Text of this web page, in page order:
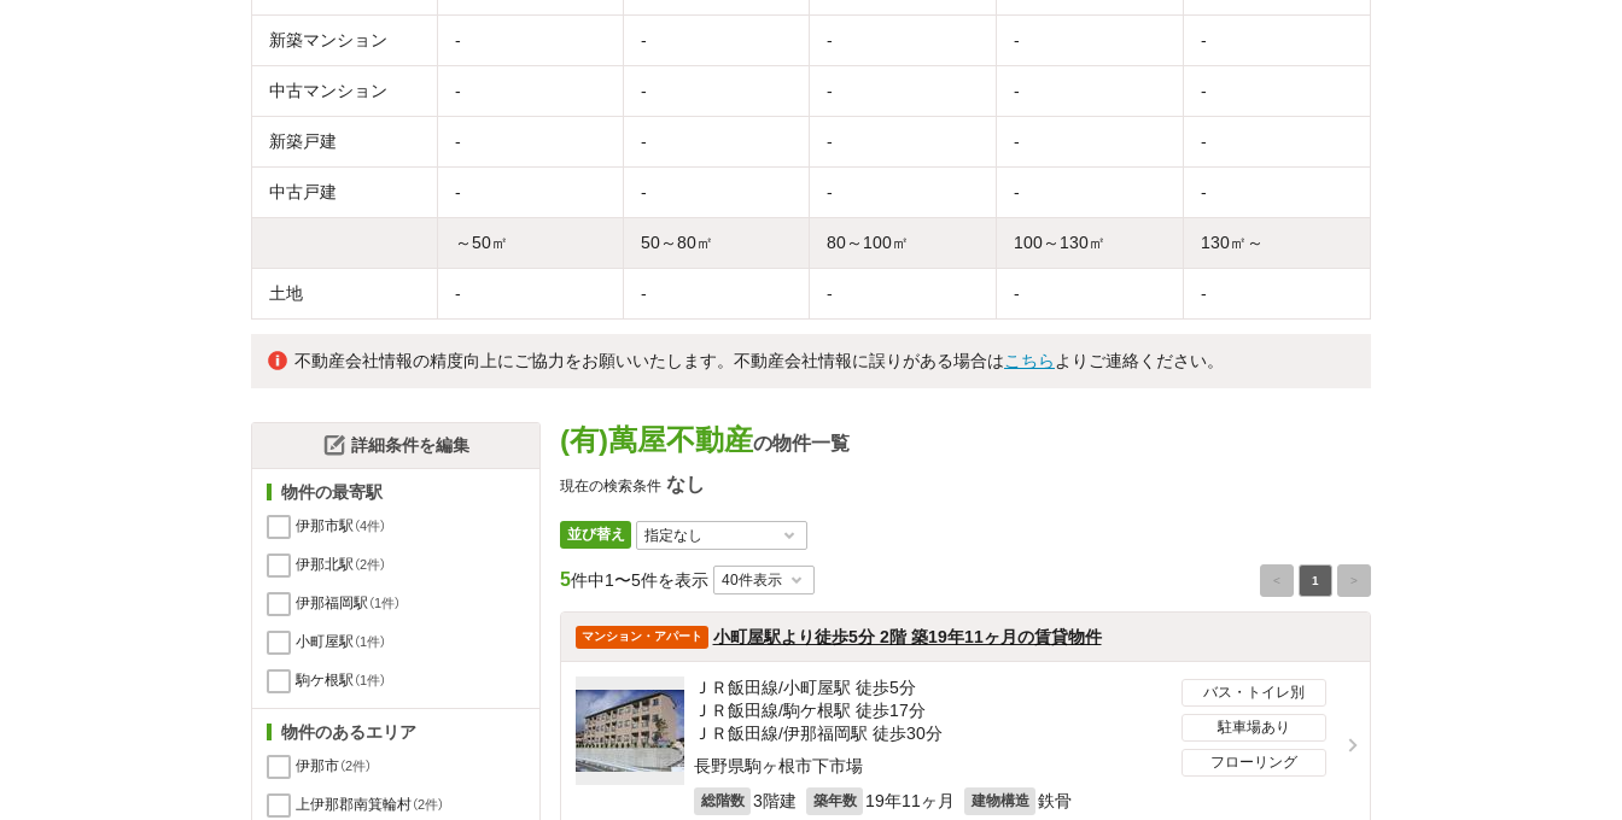
新築マンション - - - - -
中古マンション - - - - -
新築戸建 - - - - -
中古戸建 - - - - -
～50㎡ 50～80㎡ 80～100㎡ 100～130㎡ 130㎡～
土地 - - - - -
不動産会社情報の精度向上にご協力をお願いいたします。不動産会社情報に誤りがある場合はこちら よりご連絡ください。
(有)萬屋不動産の物件一覧
現在の検索条件 なし
並び替え
5件中1〜5件を表示 < 1 >
マンション・アパート 小町屋駅より徒歩5分 2階 築19年11ヶ月の賃貸物件
ＪＲ飯田線/小町屋駅 徒歩5分
ＪＲ飯田線/駒ケ根駅 徒歩17分
ＪＲ飯田線/伊那福岡駅 徒歩30分
長野県駒ヶ根市下市場
総階数 3階建 築年数 19年11ヶ月 建物構造 鉄骨
バス・トイレ別
駐車場あり
フローリング
詳細条件を編集
物件の最寄駅
伊那市駅 （4件）
伊那北駅 （2件）
伊那福岡駅 （1件）
小町屋駅 （1件）
駒ケ根駅 （1件）
物件のあるエリア
伊那市（2件）
上伊那郡南箕輪村（2件）